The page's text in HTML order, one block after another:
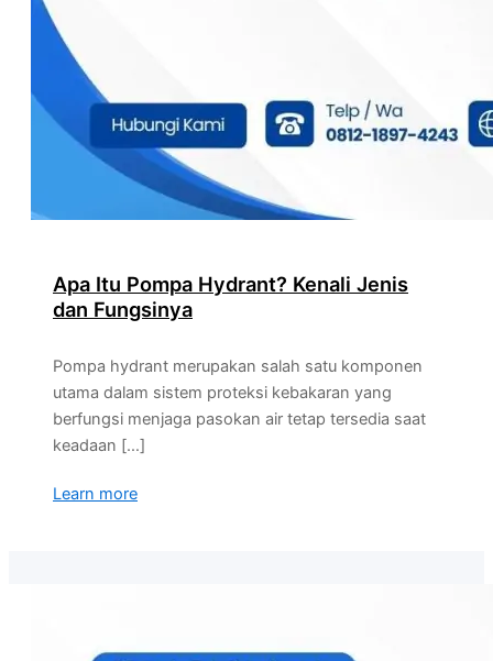
Apa Itu Pompa Hydrant? Kenali Jenis
dan Fungsinya
Pompa hydrant merupakan salah satu komponen
utama dalam sistem proteksi kebakaran yang
berfungsi menjaga pasokan air tetap tersedia saat
keadaan […]
Learn more